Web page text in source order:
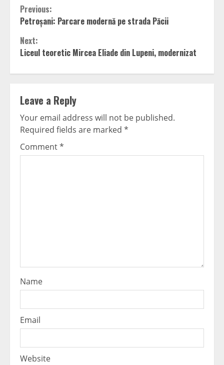
Continue
Reading
Previous:
Petroșani: Parcare modernă pe strada Păcii
Next:
Liceul teoretic Mircea Eliade din Lupeni, modernizat
Leave a Reply
Your email address will not be published.
Required fields are marked *
Comment*
Name
Email
Website